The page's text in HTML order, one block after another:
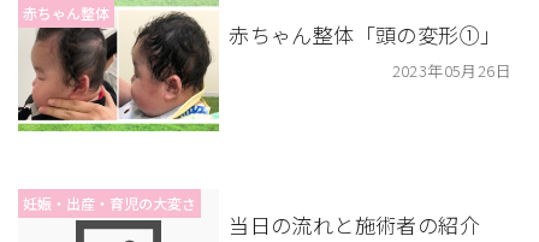
赤ちゃん整体
赤ちゃん整体「頭の変形①」
2023年05月26日
妊娠・出産・育児の大変さ
当日の流れと施術者の紹介